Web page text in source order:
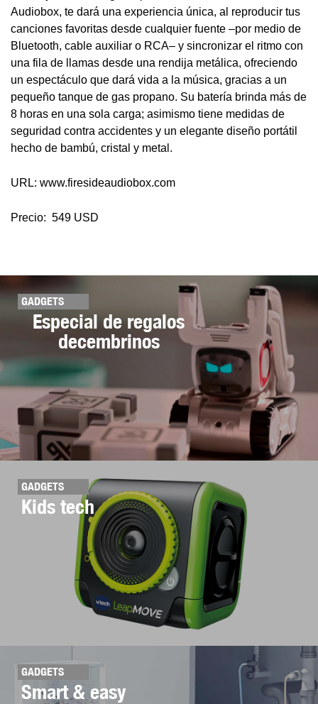
Audiobox, te dará una experiencia única, al reproducir tus
canciones favoritas desde cualquier fuente –por medio de
Bluetooth, cable auxiliar o RCA– y sincronizar el ritmo con
una fila de llamas desde una rendija metálica, ofreciendo
un espectáculo que dará vida a la música, gracias a un
pequeño tanque de gas propano. Su batería brinda más de
8 horas en una sola carga; asimismo tiene medidas de
seguridad contra accidentes y un elegante diseño portátil
hecho de bambú, cristal y metal.
URL: www.firesideaudiobox.com
Precio: 549 USD
GADGETS
Especial de regalos
decembrinos
GADGETS
Kids tech
GADGETS
Smart & easy